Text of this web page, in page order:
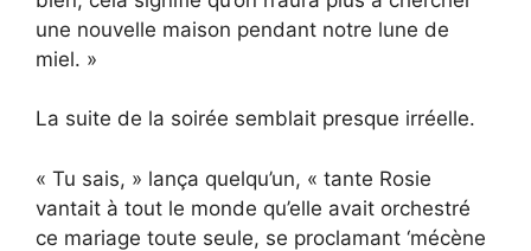
une nouvelle maison pendant notre lune de
miel. »
La suite de la soirée semblait presque irréelle.
« Tu sais, » lança quelqu’un, « tante Rosie
vantait à tout le monde qu’elle avait orchestré
ce mariage toute seule, se proclamant ‘mécène